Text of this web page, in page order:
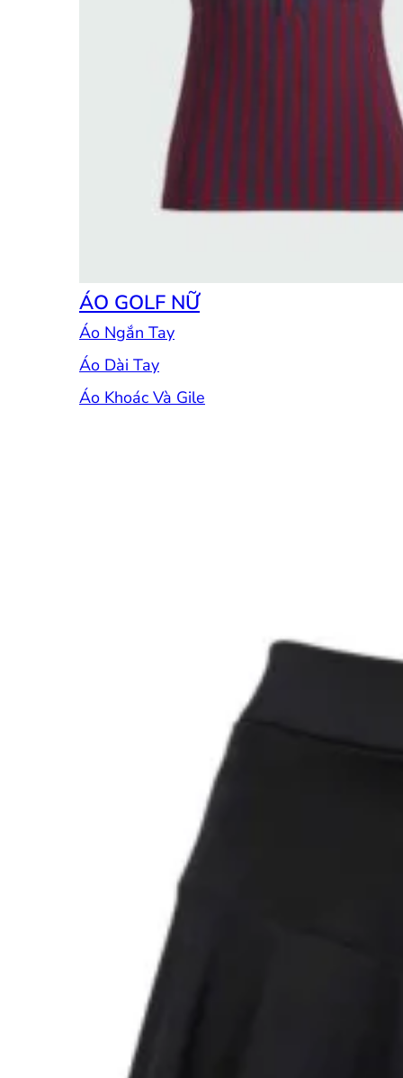
ÁO GOLF NỮ
Áo Ngắn Tay
Áo Dài Tay
Áo Khoác Và Gile